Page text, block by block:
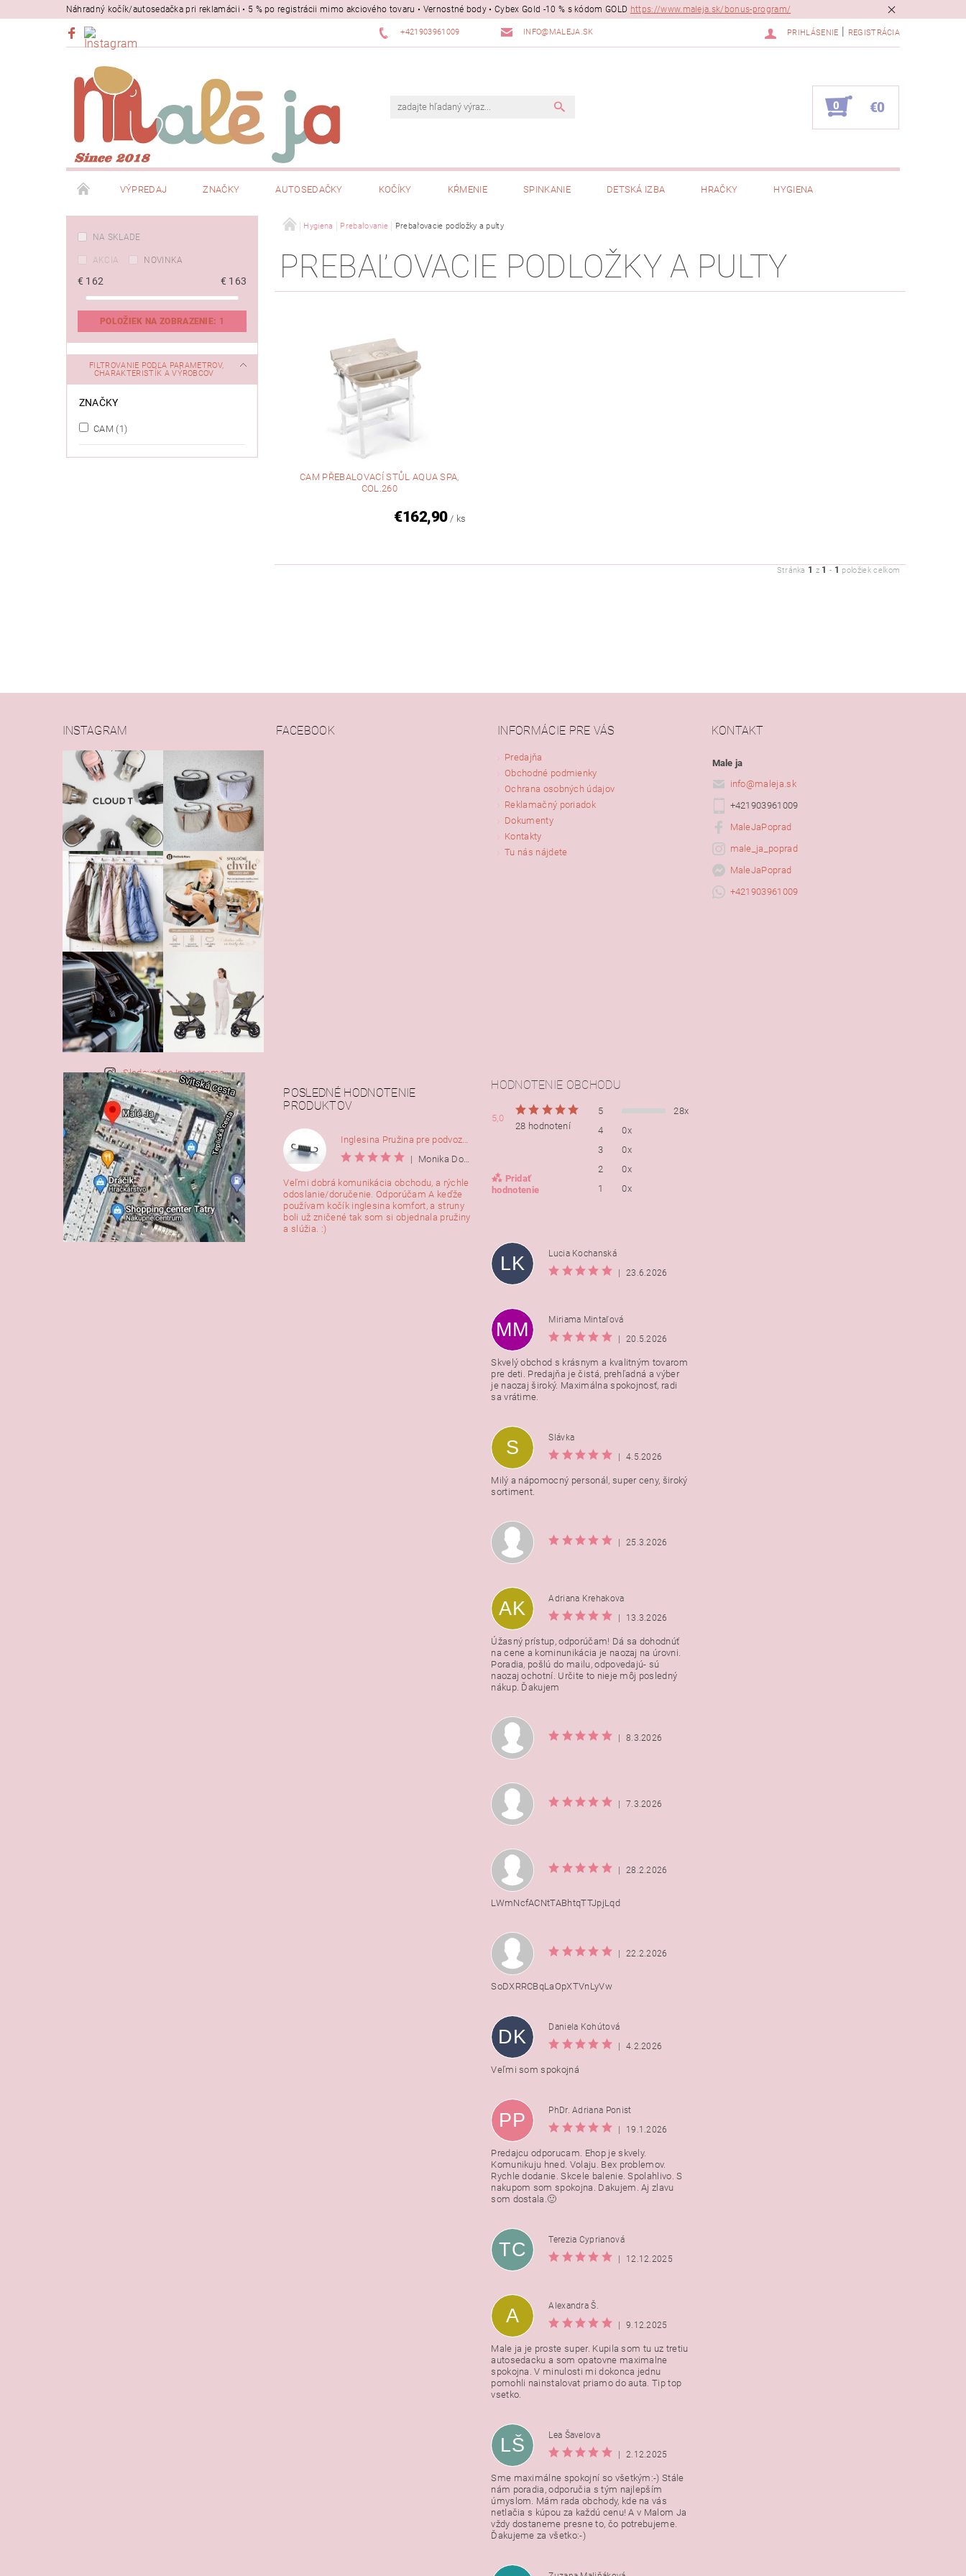
Náhradný kočík/autosedačka pri reklamácii • 5 % po registrácii mimo akciového tovaru • Vernostné body • Cybex Gold -10 % s kódom GOLD https://www.maleja.sk/bonus-program/
+421903961009 INFO@MALEJA.SK PRIHLÁSENIE REGISTRÁCIA
0 €0
VÝPREDAJ ZNAČKY AUTOSEDAČKY KOČÍKY KŔMENIE SPINKANIE DETSKÁ IZBA HRAČKY HYGIENA
NA SKLADE
AKCIA NOVINKA
€ 162 € 163
POLOŽIEK NA ZOBRAZENIE: 1
FILTROVANIE PODĽA PARAMETROV,
CHARAKTERISTÍK A VÝROBCOV
ZNAČKY
CAM (1)
Hygiena Prebaľovanie Prebaľovacie podložky a pulty
PREBAĽOVACIE PODLOŽKY A PULTY
CAM PŘEBALOVACÍ STŮL AQUA SPA,
COL.260
€162,90 / ks
Stránka 1 z 1 - 1 položiek celkom
INSTAGRAM
Sledovať na Instagrame
FACEBOOK INFORMÁCIE PRE VÁS
Predajňa
Obchodné podmienky
Ochrana osobných údajov
Reklamačný poriadok
Dokumenty
Kontakty
Tu nás nájdete
KONTAKT
Male ja
info@maleja.sk
+421903961009
MaleJaPoprad
male_ja_poprad
MaleJaPoprad
+421903961009
POSLEDNÉ HODNOTENIE
PRODUKTOV
Inglesina Pružina pre podvozok Comfort, 2ks
|
Monika Dorušáková
Veľmi dobrá komunikácia obchodu, a rýchle
odoslanie/doručenie. Odporúčam A keďže
používam kočík inglesina komfort, a struny
boli už zničené tak som si objednala pružiny
a slúžia. :)
HODNOTENIE OBCHODU
5,0
28 hodnotení
Pridať
hodnotenie
5
28x
4
0x
3
0x
2
0x
1
0x
Vložením hodnotenie súhlasíte s
podmienkami ochrany osobných
LK
Lucia Kochanská
23.6.2026
MM
Miriama Mintaľová
20.5.2026
Skvelý obchod s krásnym a kvalitným tovarom
pre deti. Predajňa je čistá, prehľadná a výber
je naozaj široký. Maximálna spokojnosť, radi
sa vrátime.
S
Slávka
4.5.2026
Milý a nápomocný personál, super ceny, široký
sortiment.
25.3.2026
AK
Adriana Krehakova
13.3.2026
Úžasný prístup, odporúčam! Dá sa dohodnúť
na cene a kominunikácia je naozaj na úrovni.
Poradia, pošlú do mailu, odpovedajú- sú
naozaj ochotní. Určite to nieje môj posledný
nákup. Ďakujem
8.3.2026
7.3.2026
28.2.2026
LWmNcfACNtTABhtqTTJpjLqd
22.2.2026
SoDXRRCBqLaOpXTVnLyVw
DK
Daniela Kohútová
4.2.2026
Veľmi som spokojná
PP
PhDr. Adriana Ponist
19.1.2026
Predajcu odporucam. Ehop je skvely.
Komunikuju hned. Volaju. Bex problemov.
Rychle dodanie. Skcele balenie. Spolahlivo. S
nakupom som spokojna. Dakujem. Aj zlavu
som dostala.🙂
TC
Terezia Cyprianová
12.12.2025
A
Alexandra Š.
9.12.2025
Male ja je proste super. Kupila som tu uz tretiu
autosedacku a som opatovne maximalne
spokojna. V minulosti mi dokonca jednu
pomohli nainstalovat priamo do auta. Tip top
vsetko.
LŠ
Lea Šavelova
2.12.2025
Sme maximálne spokojní so všetkým:-) Stále
nám poradia, odporučia s tým najlepším
úmyslom. Mám rada obchody, kde na vás
netlačia s kúpou za každú cenu! A v Malom Ja
vždy dostaneme presne to, čo potrebujeme.
Ďakujeme za všetko:-)